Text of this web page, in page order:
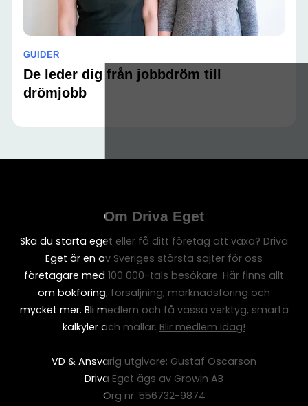
GUIDER
De leder dig från jobbdröm till
drömjobb
Om Driva Eget
Ska du starta eget eller få ditt företag att växa? Driva
Eget är en av Sveriges största sajter för oss
företagare med 100 000-tals besökare. Här finns allt
om bokföring, försäljning, marknadsföring och
mycket mer. Bli medlem och få vassa verktyg, smarta
kalkyler och mallar. Blir medlem idag!
VD & Ansvarig utgivare: Gustaf Oscarson
Driva Eget ägs av Growin AB
Org nr: 556732-9874